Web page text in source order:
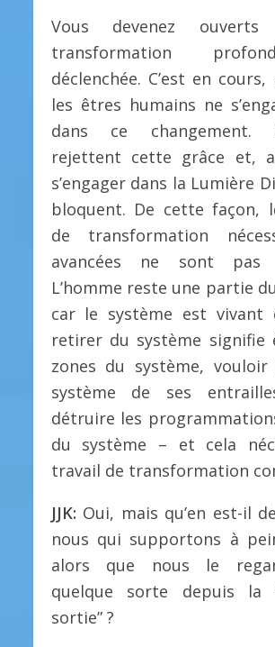
Vous devenez
transformation
déclenchée. C’est en
les êtres humains ne
dans ce changement.
rejettent cette grâce et,
s’engager dans la Lumière
bloquent. De cette façon,
de transformation
avancées ne sont pas
L’homme reste une partie
car le système est vivant
retirer du système signifie
zones du système,
système de ses
détruire les
du système – et cela
travail de transformation
JJK: Oui, mais qu’en est-il
nous qui supportons à
alors que nous le
quelque sorte depuis la
sortie” ?